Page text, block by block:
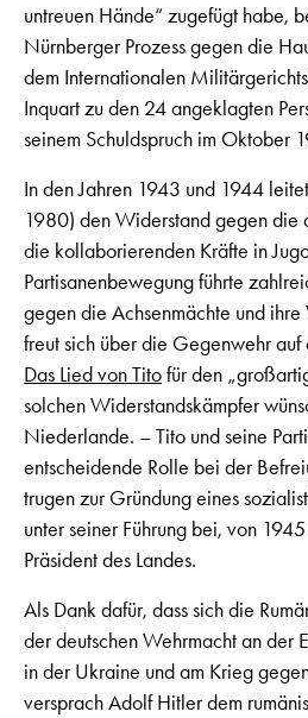
untreuen Hände“ zugefügt habe,
Nürnberger Prozess gegen die
dem Internationalen
Inquart zu den 24 angeklagten
seinem Schuldspruch im Oktober
In den Jahren 1943 und 1944
1980) den Widerstand gegen die
die kollaborierenden Kräfte in
Partisanenbewegung führte
gegen die Achsenmächte und
freut sich über die Gegenwehr
Das Lied von Titofür den
solchen Widerstandskämpfer
Niederlande. – Tito und seine
entscheidende Rolle bei der
trugen zur Gründung eines
unter seiner Führung bei, von
Präsident des Landes.
Als Dank dafür, dass sich die
der deutschen Wehrmacht an der
in der Ukraine und am Krieg
versprach Adolf Hitler dem